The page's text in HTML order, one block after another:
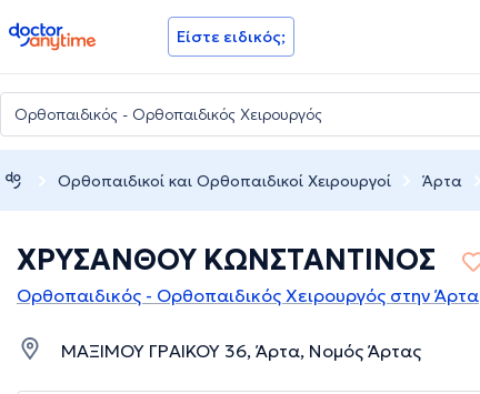
doctoranytime Είστε ειδικός;
Ορθοπαιδικοί και Ορθοπαιδικοί Χειρουργοί Άρτα
ΧΡΥΣΑΝΘΟΥ ΚΩΝΣΤΑΝΤΙΝΟΣ
Ορθοπαιδικός - Ορθοπαιδικός Χειρουργός στην Άρτα
ΜΑΞΙΜΟΥ ΓΡΑΙΚΟΥ 36, Άρτα, Νομός Άρτας